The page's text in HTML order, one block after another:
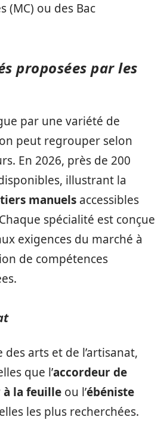
(MC) ou des Bac
proposées par les
par une variété de
peut regrouper selon
En 2026, près de 200
illustrant la
manuels accessibles
spécialité est conçue
exigences du marché à
de compétences
arts et de l’artisanat,
que l’accordeur de
la feuille ou l’ébéniste
les plus recherchées.